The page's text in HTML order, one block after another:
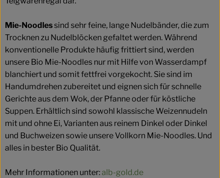
Mie-Noodlessind sehr feine, lange Nudelbänder, die zum
Trocknen zu Nudelblöcken gefaltet werden. Während
konventionelle Produkte häufig frittiert sind, werden
unsere Bio Mie-Noodles nur mit Hilfe von Wasserdampf
blanchiert und somit fettfrei vorgekocht. Sie sind im
Handumdrehen zubereitet und eignen sich für schnelle
Gerichte aus dem Wok, der Pfanne oder für köstliche
Suppen. Erhältlich sind sowohl klassische Weizennudeln
mit und ohne Ei, Varianten aus reinem Dinkel oder Dinkel
und Buchweizen sowie unsere Vollkorn Mie-Noodles. Und
alles in bester Bio Qualität.
Mehr Informationen unter:alb-gold.de